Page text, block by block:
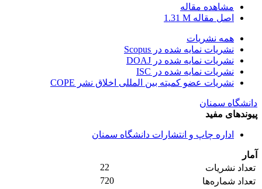
مشاهده مقاله
اصل مقاله 1.31 M
همه نشریات
نشریات نمایه شده در Scopus
نشریات نمایه شده در DOAJ
نشریات نمایه شده در ISC
نشریات عضو کمیته بین المللی اخلاق نشر COPE
دانشگاه سمنان
پیوندهای مفید
اداره چاپ و انتشارات دانشگاه سمنان
آمار
تعداد نشریات
22
تعداد شماره‌ها
720